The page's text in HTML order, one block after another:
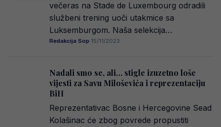
večeras na Stade de Luxembourg odradili
službeni trening uoči utakmice sa
Luksemburgom. Naša selekcija…
Redakcija Sop·15/11/2023
Nadali smo se, ali… stigle izuzetno loše
vijesti za Savu Miloševića i reprezentaciju
BiH
Reprezentativac Bosne i Hercegovine Sead
Kolašinac će zbog povrede propustiti